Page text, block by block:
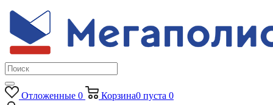
Отложенные 0 Корзина0 пуста 0